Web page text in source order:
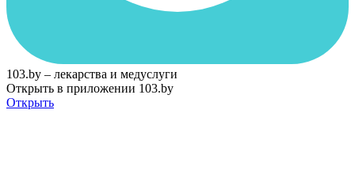
103.by – лекарства и медуслуги
Открыть в приложении 103.by
Открыть